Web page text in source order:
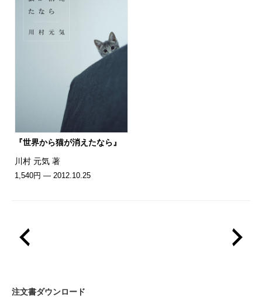
『世界から猫が消えたなら』
川村 元気 著
1,540円 — 2012.10.25
注文書ダウンロード